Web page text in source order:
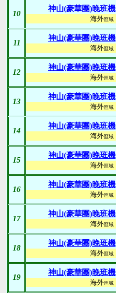
10
神山(豪華團)晚班機
海外區域
11
神山(豪華團)晚班機
海外區域
12
神山(豪華團)晚班機
海外區域
13
神山(豪華團)晚班機
海外區域
14
神山(豪華團)晚班機
海外區域
15
神山(豪華團)晚班機
海外區域
16
神山(豪華團)晚班機
海外區域
17
神山(豪華團)晚班機
海外區域
18
神山(豪華團)晚班機
海外區域
19
神山(豪華團)晚班機
海外區域